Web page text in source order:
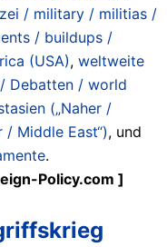
/ military / militias /
/ buildups /
(USA), weltweite
Debatten / world
(„Naher /
/ Middle East“), und
.
Policy.com ]